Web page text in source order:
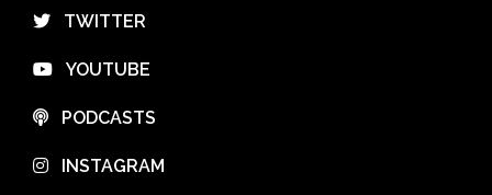
⠀TWITTER
⠀YOUTUBE
⠀PODCASTS
⠀INSTAGRAM